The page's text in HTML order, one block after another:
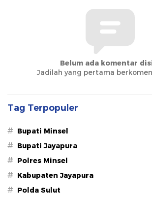
Belum ada komentar
Jadilah yang pertama
Tag Terpopuler
# Bupati Minsel
# Bupati Jayapura
# Polres Minsel
# Kabupaten Jayapura
# Polda Sulut